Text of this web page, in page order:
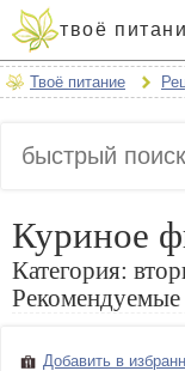
твоё
Твоё питание
Куриное
Категория:
Добавить в